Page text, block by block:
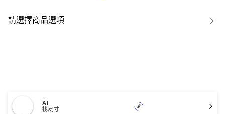
請選擇商品選項
AI
找尺寸